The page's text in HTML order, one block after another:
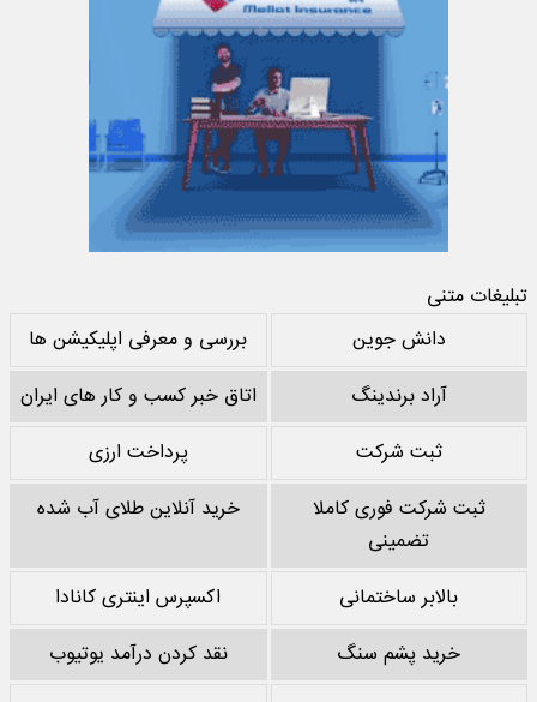
تبلیغات متنی
دانش جوین
بررسی و معرفی اپلیکیشن ها
آراد برندینگ
اتاق خبر کسب و کار های ایران
ثبت شرکت
پرداخت ارزی
ثبت شرکت فوری کاملا
تضمینی
خرید آنلاین طلای آب شده
بالابر ساختمانی
اکسپرس اینتری کانادا
خرید پشم سنگ
نقد کردن درآمد یوتیوب